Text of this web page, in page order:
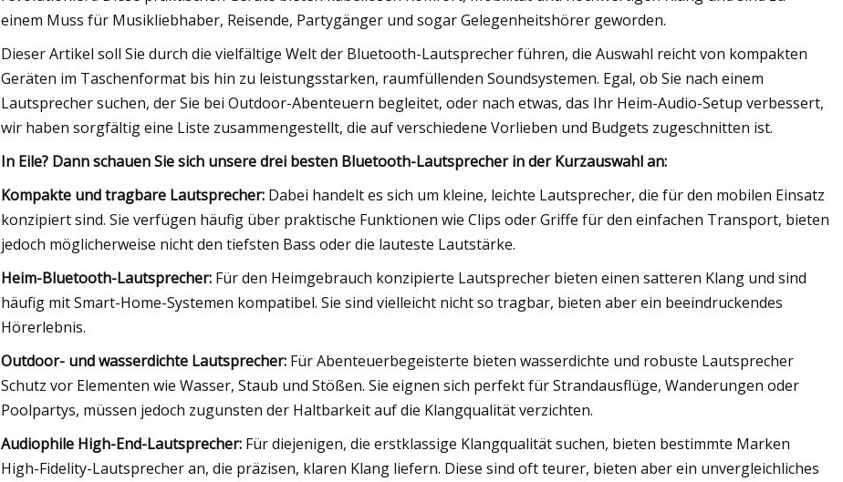
einem Muss für Musikliebhaber, Reisende, Partygänger und sogar Gelegenheitshörer geworden.
Dieser Artikel soll Sie durch die vielfältige Welt der Bluetooth-Lautsprecher führen, die Auswahl reicht von kompakten
Geräten im Taschenformat bis hin zu leistungsstarken, raumfüllenden Soundsystemen. Egal, ob Sie nach einem
Lautsprecher suchen, der Sie bei Outdoor-Abenteuern begleitet, oder nach etwas, das Ihr Heim-Audio-Setup verbessert,
wir haben sorgfältig eine Liste zusammengestellt, die auf verschiedene Vorlieben und Budgets zugeschnitten ist.
In Eile? Dann schauen Sie sich unsere drei besten Bluetooth-Lautsprecher in der Kurzauswahl an:
Kompakte und tragbare Lautsprecher: Dabei handelt es sich um kleine, leichte Lautsprecher, die für den mobilen Einsatz
konzipiert sind. Sie verfügen häufig über praktische Funktionen wie Clips oder Griffe für den einfachen Transport, bieten
jedoch möglicherweise nicht den tiefsten Bass oder die lauteste Lautstärke.
Heim-Bluetooth-Lautsprecher: Für den Heimgebrauch konzipierte Lautsprecher bieten einen satteren Klang und sind
häufig mit Smart-Home-Systemen kompatibel. Sie sind vielleicht nicht so tragbar, bieten aber ein beeindruckendes
Hörerlebnis.
Outdoor- und wasserdichte Lautsprecher: Für Abenteuerbegeisterte bieten wasserdichte und robuste Lautsprecher
Schutz vor Elementen wie Wasser, Staub und Stößen. Sie eignen sich perfekt für Strandausflüge, Wanderungen oder
Poolpartys, müssen jedoch zugunsten der Haltbarkeit auf die Klangqualität verzichten.
Audiophile High-End-Lautsprecher: Für diejenigen, die erstklassige Klangqualität suchen, bieten bestimmte Marken
High-Fidelity-Lautsprecher an, die präzisen, klaren Klang liefern. Diese sind oft teurer, bieten aber ein unvergleichliches